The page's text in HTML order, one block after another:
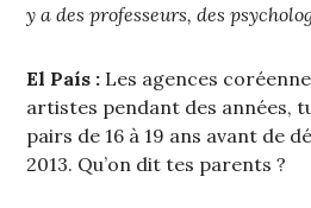
y a des professeurs, des
El País : Les agences
artistes pendant des années,
pairs de 16 à 19 ans avant de
2013. Qu’on dit tes parents ?